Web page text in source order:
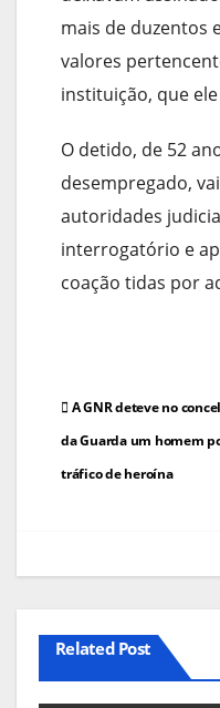
mais de duzentos
valores
instituição, que
O detido, de 52
desempregado,
autoridades
interrogatório e
coação tidas por
Navegação
de
artigos
A GNR deteve no
da Guarda um homem
tráfico de heroína
Related Post